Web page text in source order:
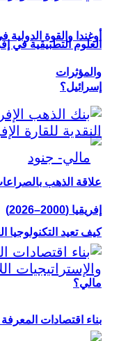
أوغندا والقوة
إسرائيل؟
كيف تعيد التكنولوجيا
مالي؟
العلوم التطبيقية في
والمؤثرات
علاقة الذهب
إفريقيا (2000–2026)
بناء اقتصادات